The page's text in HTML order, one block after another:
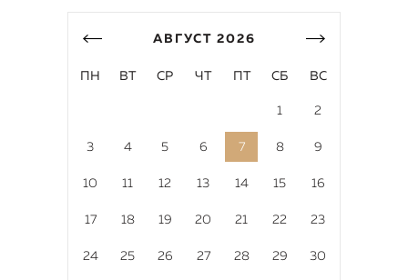
АВГУСТ 2026
ПН ВТ СР ЧТ ПТ СБ ВС
1 2
3 4 5 6 7 8 9
10 11 12 13 14 15 16
17 18 19 20 21 22 23
24 25 26 27 28 29 30